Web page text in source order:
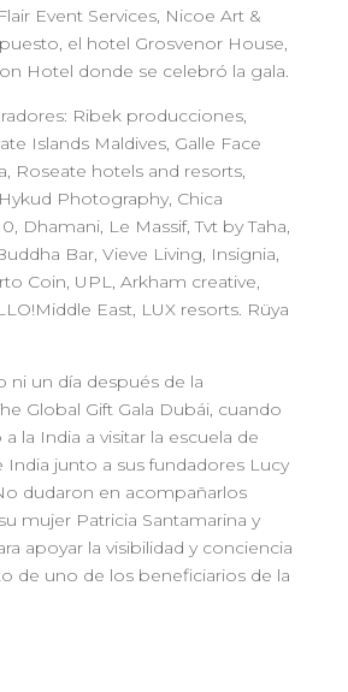
Event Services, Nicoe Art &
el hotel Grosvenor House,
Hotel donde se celebró la gala.
Ribek producciones,
Islands Maldives, Galle Face
Roseate hotels and resorts,
Photography, Chica
Dhamani, Le Massif, Tvt by Taha,
Bar, Vieve Living, Insignia,
Coin, UPL, Arkham creative,
East, LUX resorts. Rüya
ni un día después de la
Global Gift Gala Dubái, cuando
la India a visitar la escuela de
junto a sus fundadores Lucy
dudaron en acompañarlos
mujer Patricia Santamarina y
apoyar la visibilidad y conciencia
de uno de los beneficiarios de la